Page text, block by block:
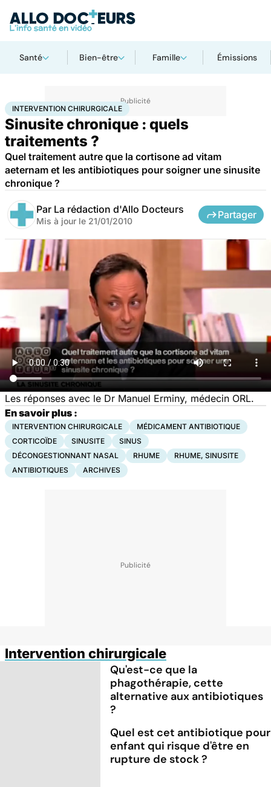
Santé Bien-être Famille Émissions
AccueilSantéIntervention chirurgicale
INTERVENTION CHIRURGICALE
Sinusite chronique : quels
traitements ?
Quel traitement autre que la cortisone ad vitam
aeternam et les antibiotiques pour soigner une sinusite
chronique ?
Par La rédaction d'Allo Docteurs
Mis à jour le 21/01/2010
Partager
Les réponses avec le Dr Manuel Erminy, médecin ORL.
En savoir plus :
INTERVENTION CHIRURGICALE
MÉDICAMENT ANTIBIOTIQUE
CORTICOÏDE
SINUSITE
SINUS
DÉCONGESTIONNANT NASAL
RHUME
RHUME, SINUSITE
ANTIBIOTIQUES
ARCHIVES
Intervention chirurgicale
Qu'est-ce que la
phagothérapie, cette
alternative aux antibiotiques
?
Quel est cet antibiotique pour
enfant qui risque d'être en
rupture de stock ?